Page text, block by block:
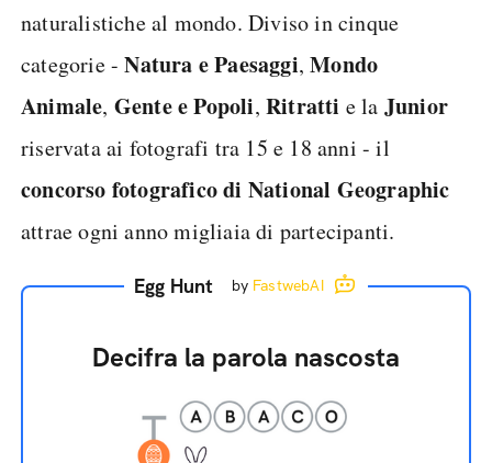
naturalistiche al mondo. Diviso in cinque
categorie -Natura e Paesaggi,Mondo
Animale, Gente e Popoli,Ritratti e la Junior
riservata ai fotografi tra 15 e 18 anni - il
concorso fotografico di National Geographic
attrae ogni anno migliaia di partecipanti.
Egg Hunt by FastwebAI
Decifra la parola nascosta